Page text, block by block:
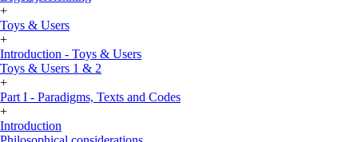
+
Toys & Users
+
Introduction - Toys & Users
Toys & Users 1 & 2
+
Part I - Paradigms, Texts and Codes
+
Introduction